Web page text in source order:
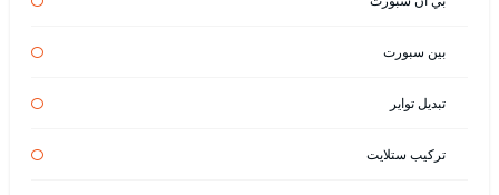
بين سبورت
تبديل تواير
تركيب ستلايت